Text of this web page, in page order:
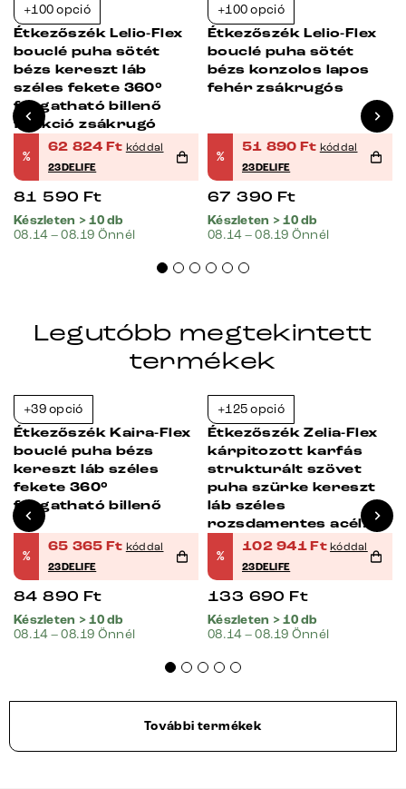
+100 opció
Étkezőszék Lelio-Flex
bouclé puha sötét
bézs kereszt láb
széles fekete 360°
forgatható billenő
funkció zsákrugó
%
62 824 Ft kóddal
23DELIFE
81 590 Ft
Készleten > 10 db
08.14 – 08.19 Önnél
+100 opció
Étkezőszék Lelio-Flex
bouclé puha sötét
bézs konzolos lapos
fehér zsákrugós
%
51 890 Ft kóddal
23DELIFE
67 390 Ft
Készleten > 10 db
08.14 – 08.19 Önnél
Legutóbb megtekintett
termékek
+39 opció
Étkezőszék Kaira-Flex
bouclé puha bézs
kereszt láb széles
fekete 360°
forgatható billenő
%
65 365 Ft kóddal
23DELIFE
84 890 Ft
Készleten > 10 db
08.14 – 08.19 Önnél
+125 opció
Étkezőszék Zelia-Flex
kárpitozott karfás
strukturált szövet
puha szürke kereszt
láb széles
rozsdamentes acél
360° forgatható
billenő zsákrugós
matrac
%
102 941Ft kóddal
23DELIFE
133 690 Ft
Készleten > 10 db
08.14 – 08.19 Önnél
További termékek